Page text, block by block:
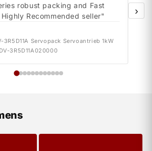
robust packing and Fast
Recommended seller"
3R5D11A Servopack Servoantrieb 1kW
3R5D11A020000
›